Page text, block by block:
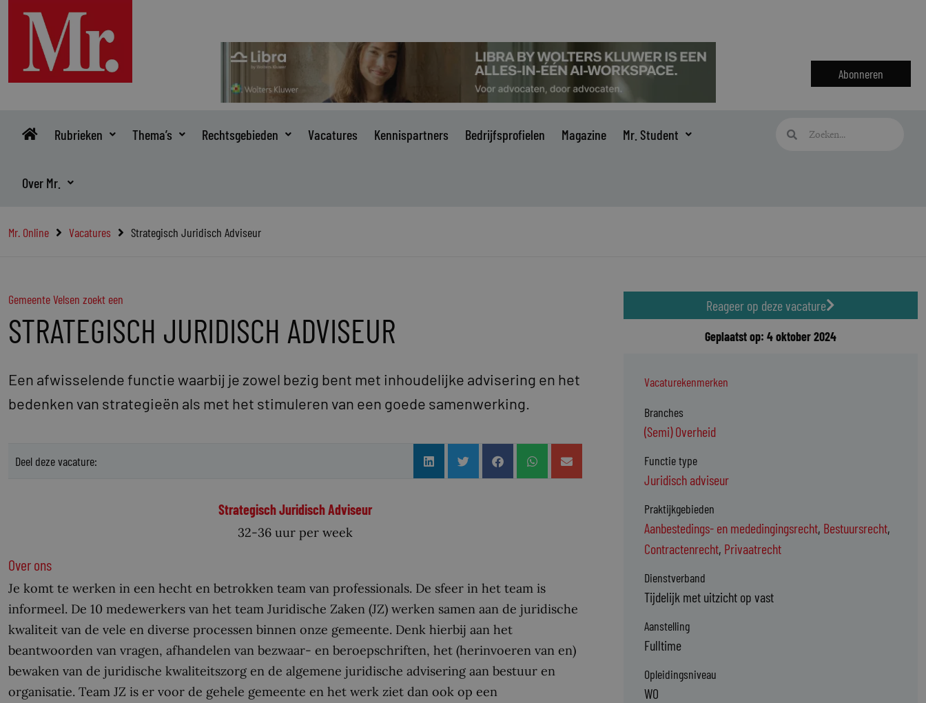
inhoud
Abonneren
Rubrieken Thema’s Rechtsgebieden Vacatures Kennispartners Bedrijfsprofielen Magazine Mr. Student
Over Mr.
Zoeken
Mr. Online Vacatures Strategisch Juridisch Adviseur
Gemeente Velsen zoekt een
STRATEGISCH JURIDISCH ADVISEUR
Een afwisselende functie waarbij je zowel bezig bent met inhoudelijke advisering en het
bedenken van strategieën als met het stimuleren van een goede samenwerking.
Deel deze vacature:
Strategisch Juridisch Adviseur
32-36 uur per week
Over ons
Je komt te werken in een hecht en betrokken team van professionals. De sfeer in het team is
informeel. De 10 medewerkers van het team Juridische Zaken (JZ) werken samen aan de juridische
kwaliteit van de vele en diverse processen binnen onze gemeente. Denk hierbij aan het
beantwoorden van vragen, afhandelen van bezwaar- en beroepschriften, het (herinvoeren van en)
bewaken van de juridische kwaliteitszorg en de algemene juridische advisering aan bestuur en
organisatie. Team JZ is er voor de gehele gemeente en het werk ziet dan ook op een
Reageer op deze vacature
Geplaatst op: 4 oktober 2024
Vacaturekenmerken
Branches
(Semi) Overheid
Functie type
Juridisch adviseur
Praktijkgebieden
Aanbestedings- en mededingingsrecht, Bestuursrecht,
Contractenrecht, Privaatrecht
Dienstverband
Tijdelijk met uitzicht op vast
Aanstelling
Fulltime
Opleidingsniveau
WO